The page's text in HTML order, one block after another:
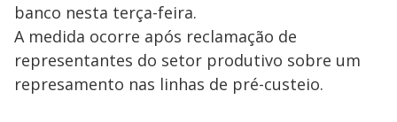
banco nesta terça-feira.
A medida ocorre após reclamação de
representantes do setor produtivo sobre um
represamento nas linhas de pré-custeio.